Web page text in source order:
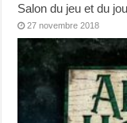
Salon du jeu et du
27 novembre 2018